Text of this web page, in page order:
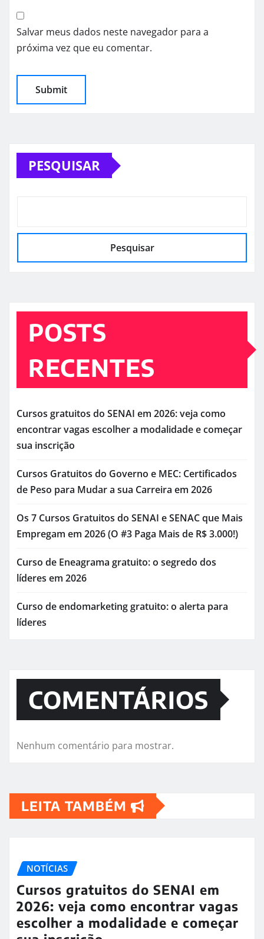
Salvar meus dados neste navegador para a
próxima vez que eu comentar.
PESQUISAR
Pesquisar
POSTS
RECENTES
Cursos gratuitos do SENAI em 2026: veja como
encontrar vagas escolher a modalidade e começar
sua inscrição
Cursos Gratuitos do Governo e MEC: Certificados
de Peso para Mudar a sua Carreira em 2026
Os 7 Cursos Gratuitos do SENAI e SENAC que Mais
Empregam em 2026 (O #3 Paga Mais de R$ 3.000!)
Curso de Eneagrama gratuito: o segredo dos
líderes em 2026
Curso de endomarketing gratuito: o alerta para
líderes
COMENTÁRIOS
Nenhum comentário para mostrar.
LEITA TAMBÉM
NOTÍCIAS
Cursos gratuitos do SENAI em
2026: veja como encontrar vagas
escolher a modalidade e começar